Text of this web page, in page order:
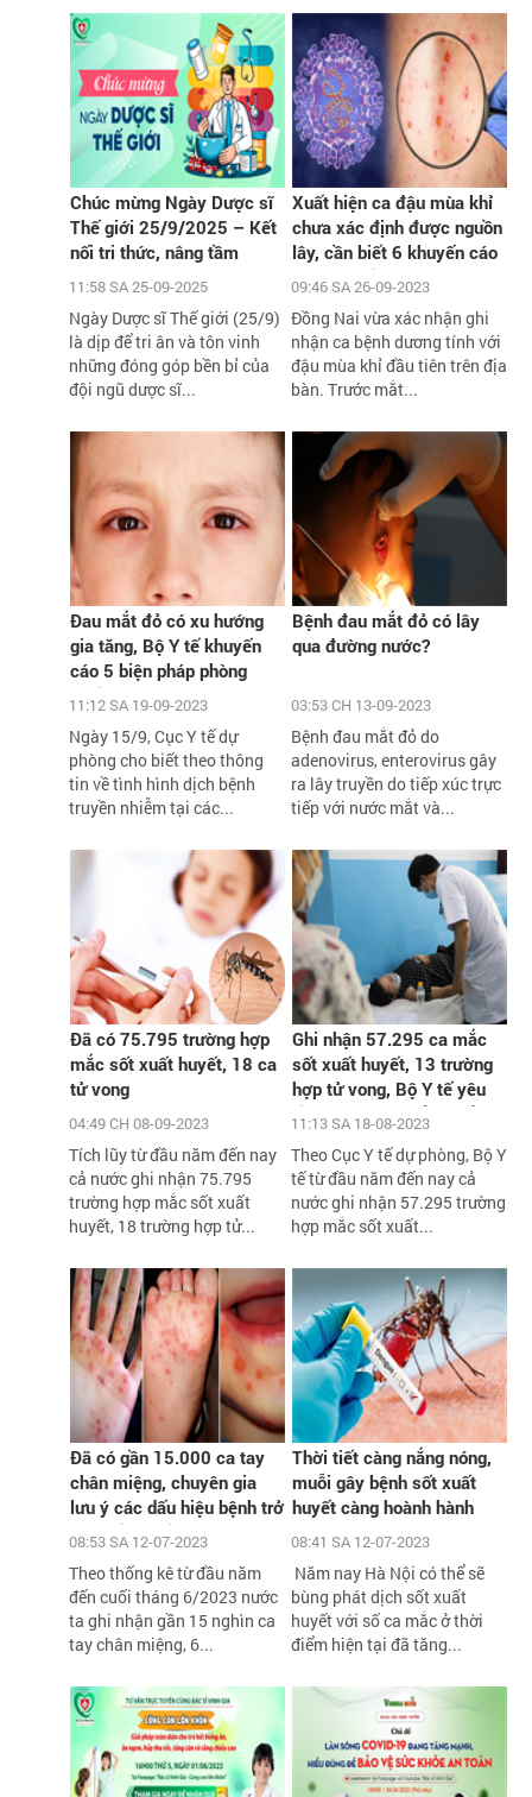
Chúc mừng Ngày Dược sĩ
Thế giới 25/9/2025 – Kết
nối tri thức, nâng tầm
chăm sóc sức khỏe cộng
11:58 SA 25-09-2025
Ngày Dược sĩ Thế giới (25/9)
là dịp để tri ân và tôn vinh
những đóng góp bền bỉ của
đội ngũ dược sĩ...
Xuất hiện ca đậu mùa khỉ
chưa xác định được nguồn
lây, cần biết 6 khuyến cáo
phòng chống dịch của Bộ Y
09:46 SA 26-09-2023
Đồng Nai vừa xác nhận ghi
nhận ca bệnh dương tính với
đậu mùa khỉ đầu tiên trên địa
bàn. Trước mắt...
Đau mắt đỏ có xu hướng
gia tăng, Bộ Y tế khuyến
cáo 5 biện pháp phòng
chống
11:12 SA 19-09-2023
Ngày 15/9, Cục Y tế dự
phòng cho biết theo thông
tin về tình hình dịch bệnh
truyền nhiễm tại các...
Bệnh đau mắt đỏ có lây
qua đường nước?
03:53 CH 13-09-2023
Bệnh đau mắt đỏ do
adenovirus, enterovirus gây
ra lây truyền do tiếp xúc trực
tiếp với nước mắt và...
Đã có 75.795 trường hợp
mắc sốt xuất huyết, 18 ca
tử vong
04:49 CH 08-09-2023
Tích lũy từ đầu năm đến nay
cả nước ghi nhận 75.795
trường hợp mắc sốt xuất
huyết, 18 trường hợp tử...
Ghi nhận 57.295 ca mắc
sốt xuất huyết, 13 trường
hợp tử vong, Bộ Y tế yêu
cầu xử lý triệt để các ổ
11:13 SA 18-08-2023
Theo Cục Y tế dự phòng, Bộ Y
tế từ đầu năm đến nay cả
nước ghi nhận 57.295 trường
hợp mắc sốt xuất...
Đã có gần 15.000 ca tay
chân miệng, chuyên gia
lưu ý các dấu hiệu bệnh trở
nặng cần biết
08:53 SA 12-07-2023
Theo thống kê từ đầu năm
đến cuối tháng 6/2023 nước
ta ghi nhận gần 15 nghìn ca
tay chân miệng, 6...
Thời tiết càng nắng nóng,
muỗi gây bệnh sốt xuất
huyết càng hoành hành
08:41 SA 12-07-2023
Năm nay Hà Nội có thể sẽ
bùng phát dịch sốt xuất
huyết với số ca mắc ở thời
điểm hiện tại đã tăng...